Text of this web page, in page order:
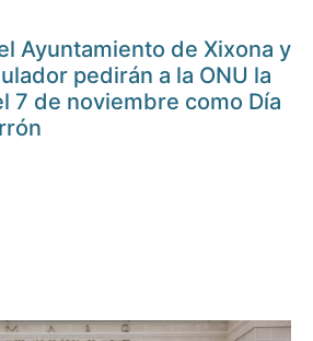
Ayuntamiento de Xixona y
pedirán a la ONU la
7 de noviembre como Día